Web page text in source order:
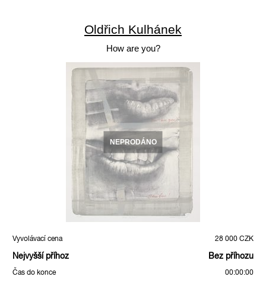
Oldřich Kulhánek
How are you?
NEPRODÁNO
Vyvolávací cena 28 000 CZK
Nejvyšší příhoz Bez příhozu
Čas do konce 00:00:00